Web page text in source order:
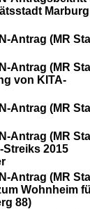
Antrag (MR
Antrag (MR
von KITA-
Antrag (MR
Antrag (MR
2015
Antrag (MR
Wohnheim
88)